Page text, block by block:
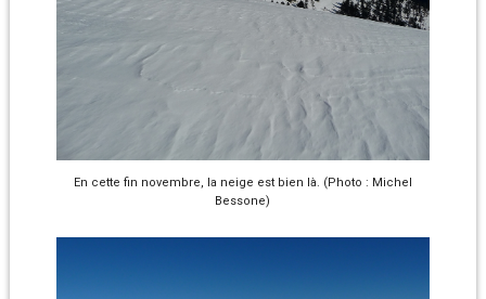
En cette fin novembre, la neige est bien là. (Photo : Michel
Bessone)